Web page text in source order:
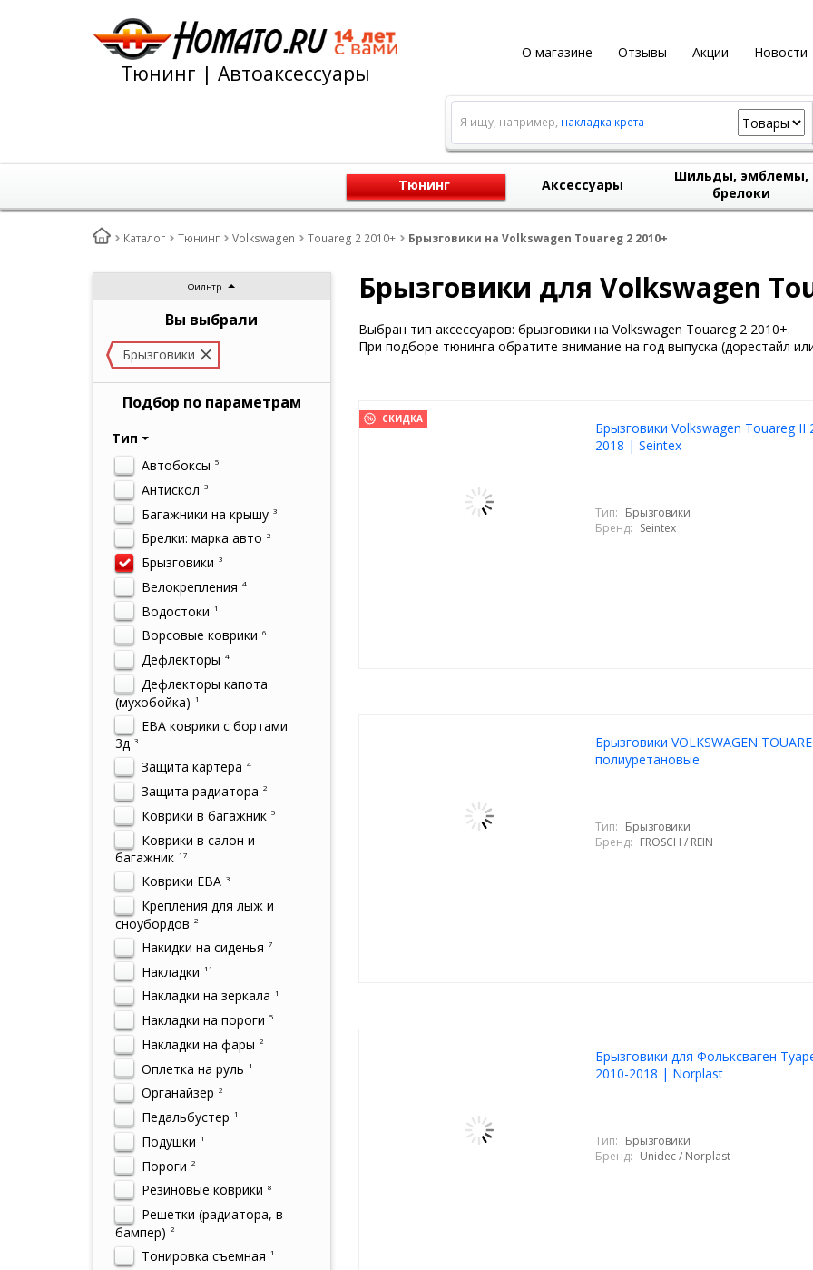
О магазине Отзывы Акции Новости
Тюнинг | Автоаксессуары
Я ищу, например, накладка крета
Тюнинг Аксессуары
Шильды, эмблемы,
брелоки
Каталог Тюнинг Volkswagen Touareg 2 2010+ Брызговики на Volkswagen Touareg 2 2010+
Фильтр
Вы выбрали
Брызговики
Подбор по параметрам
Тип
Автобоксы 5
Антискол 3
Багажники на крышу 3
Брелки: марка авто 2
Брызговики 3
Велокрепления 4
Водостоки 1
Ворсовые коврики 6
Дефлекторы 4
Дефлекторы капота
(мухобойка)
1
ЕВА коврики с бортами
3д 3
Защита картера 4
Защита радиатора 2
Коврики в багажник 5
Коврики в салон и
багажник 17
Коврики ЕВА 3
Крепления для лыж и
сноубордов 2
Накидки на сиденья 7
Накладки 11
Накладки на зеркала 1
Накладки на пороги 5
Накладки на фары 2
Оплетка на руль 1
Органайзер 2
Педальбустер 1
Подушки 1
Пороги 2
Резиновые коврики 8
Решетки (радиатора, в
бампер) 2
Тонировка съемная 1
Брызговики для Volkswagen
Выбран тип аксессуаров: брызговики на Volkswagen Touareg 2 2010+.
При подборе тюнинга обратите внимание на год выпуска (дорестайл
СКИДКА
Брызговики Volkswagen Touareg II
2018 | Seintex
Тип: Брызговики
Бренд: Seintex
Брызговики VOLKSWAGEN
полиуретановые
Тип: Брызговики
Бренд: FROSCH / REIN
Брызговики для Фольксваген
2010-2018 | Norplast
Тип: Брызговики
Бренд: Unidec / Norplast